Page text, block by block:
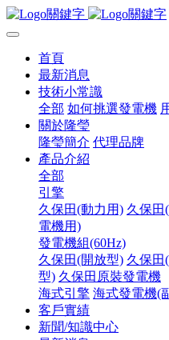
首頁
最新消息
技術小常識
全部 如何挑選發電機
關於隆瑩
隆瑩簡介 代理品牌
產品介紹
全部
引擎
久保田(動力用) 久保田
電機用)
發電機組(60Hz)
久保田(開放型) 久保田
型) 久保田原裝發電機
海式引擎 海式發電機(
客戶實績
新聞/知識中心